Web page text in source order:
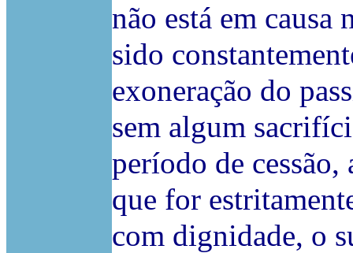
não está em
sido
exoneração do
sem algum
período de
que for
com dignidade, o